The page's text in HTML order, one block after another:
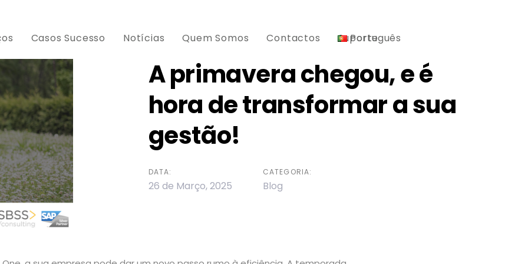
Casos Sucesso Notícias Quem Somos Contactos Suporte
Português
A primavera chegou, e é
hora de transformar a sua
gestão!
DATA:
26 de Março, 2025
CATEGORIA:
Blog